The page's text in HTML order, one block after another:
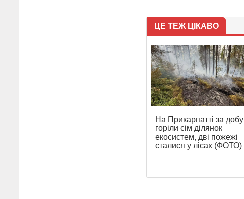
ЦЕ ТЕЖ ЦІКАВО
На Прикарпатті за добу
горіли сім ділянок
екосистем, дві пожежі
сталися у лісах (ФОТО)